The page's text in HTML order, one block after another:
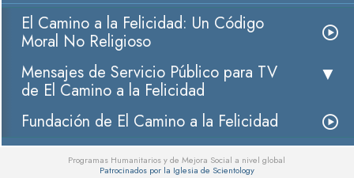
El Camino a la Felicidad: Un Código
Moral No Religioso
Mensajes de Servicio Público para TV
de El Camino a la Felicidad
Fundación de El Camino a la Felicidad
Programas Humanitarios y de Mejora Social a nivel global
Patrocinados por la Iglesia de Scientology